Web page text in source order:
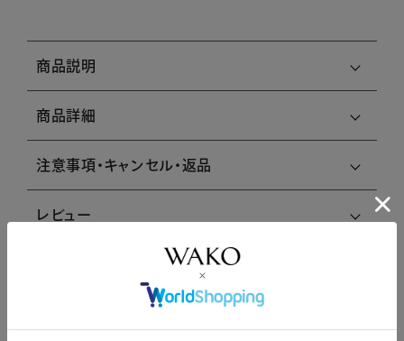
商品説明
商品詳細
注意事項・キャンセル・返品
レビュー
レビューはありません。